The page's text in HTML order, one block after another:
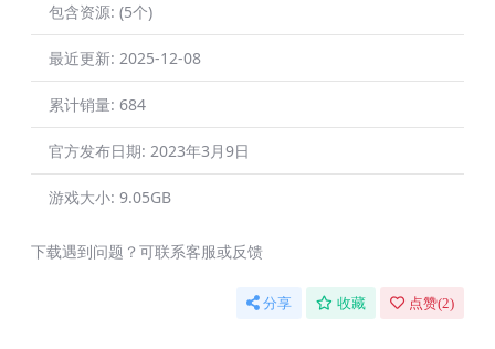
包含资源: (5个)
最近更新: 2025-12-08
累计销量: 684
官方发布日期: 2023年3月9日
游戏大小: 9.05GB
下载遇到问题？可联系客服或反馈
分享 收藏 点赞(2)